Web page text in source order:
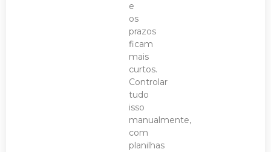
e
os
prazos
ficam
mais
curtos.
Controlar
tudo
isso
manualmente,
com
planilhas